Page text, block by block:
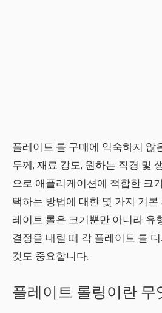
플레이트 롤 구매에 익숙하지 않
두께, 재료 강도, 원하는 직경 및
으로 애플리케이션에 적합한 크
택하는 방법에 대한 몇 가지 기본
레이트 롤은 크기뿐만 아니라 유
결정을 내릴 때 각 플레이트 롤
것도 중요합니다.
플레이트 롤링이란 무